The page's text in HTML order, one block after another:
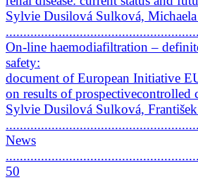
Sylvie Dusilová Sulková,
On-line haemodiafiltration –
safety:
document of European Initiative
on results of prospectivecontrolled
Sylvie Dusilová Sulková,
News
50